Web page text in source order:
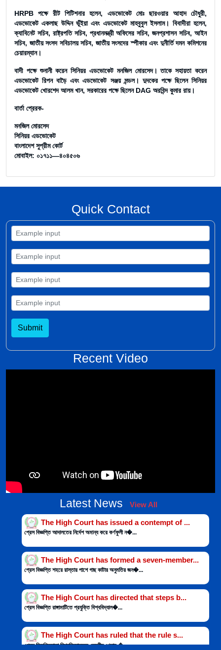
HRPB পক্ষে রীট পিটিশনার হলেন, এডভোকেট মোঃ ছারওয়ার আহাদ চৌধুরী,
এডভোকেট একলাছ উদ্দিন ভূঁইয়া এবং এডভোকেট মাহবুবুল ইসলাম। বিবাদীরা হলেন,
ক্যাবিনেট সচিব, রাষ্ট্রপতি সচিব, প্রধানমন্ত্রী অফিসের সচিব, জনপ্রশাসন সচিব, আইন
সচিব, জাতীয় সংসদ সবিচালয় সচিব, জাতীয় সংসদের স্পীকার এবং দুনীর্তি দমন কমিশনের
চেয়ারম্যান।
বাদী পক্ষে শুনানী করেন সিনিয়র এডভোকেট মনজিল মোরসেদ। তাকে সহায়তা করেন
এডভোকেট রিপন বাড়ৈ এবং এডভোকেট সঞ্জয় মন্ডল। দুদকের পক্ষে ছিলেন সিনিয়র
এডভোকেট খোরশেদ আলম খান, সরকারের পক্ষে ছিলেন DAG অরবিন্দ কুমার রায়।
বার্তা প্রেরক-
মনজিল মোরসেদ
সিনিয়র এডভোকেট
বাংলাদেশ সুপ্রীম কোর্ট
মোবাইল: ০১৭১১—৪০৪৫০৬
Quick Contact
Submit
Recent Video
Latest News View All
The High Court has issued a contempt of ...
প্রেস বিজ্ঞপ্তি আদালতের নির্দেশ অমান্য করে কর্ণফুলী ন�...
The High Court has formed a seven-member...
প্রেস বিজ্ঞপ্তি শহরে রাস্তার পাশে গাছ কাটার অনুমতির জন�...
The High Court has directed that steps b...
প্রেস বিজ্ঞপ্তি রাঙ্গামাটিতে প্রযুক্তি বিশ্ববিদ্যাল�...
The High Court has ruled that the rule s...
প্রেস বিজ্ঞপ্তিঢাকা বিশ্ববিদ্যালয়ের কেন্দ্রীয় খেলার �...